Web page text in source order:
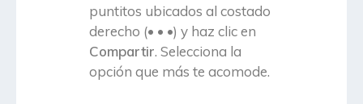
puntitos ubicados al costado
derecho (• • •) y haz clic en
Compartir. Selecciona la
opción que más te acomode.